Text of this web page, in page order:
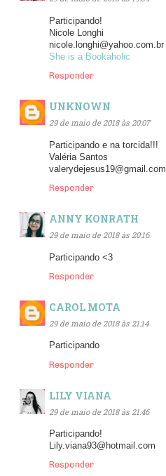
Participando!
Nicole Longhi
nicole.longhi@yahoo.com.br
She is a Bookaholic
Responder
UNKNOWN
29 de maio de 2018 às 20:07
Participando e na torcida!!!
Valéria Santos
valerydejesus19@gmail.com
Responder
ANNY KONRATH
29 de maio de 2018 às 20:16
Participando <3
Responder
CAROL MOTA
29 de maio de 2018 às 21:14
Participando
Responder
LILY VIANA
29 de maio de 2018 às 21:46
Participando!
Lily.viana93@hotmail.com
Responder